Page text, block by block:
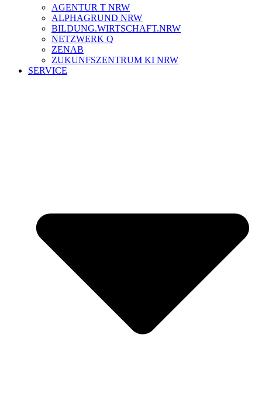
AGENTUR T NRW
ALPHAGRUND NRW
BILDUNG.WIRTSCHAFT.NRW
NETZWERK Q
ZENAB
ZUKUNFSZENTRUM KI NRW
SERVICE